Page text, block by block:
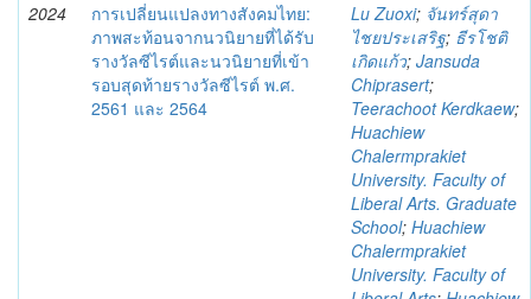
2024
การเปลี่ยนแปลงทางสังคมไทย:
ภาพสะท้อนจากนวนิยายที่ได้รับ
รางวัลซีไรต์และนวนิยายที่เข้า
รอบสุดท้ายรางวัลซีไรต์ พ.ศ.
2561 และ 2564
Lu Zuoxi; จันทร์สุดา
ไชยประเสริฐ; ธีรโชติ
เกิดแก้ว; Jansuda
Chiprasert;
Teerachoot Kerdkaew;
Huachiew
Chalermprakiet
University. Faculty of
Liberal Arts. Graduate
School; Huachiew
Chalermprakiet
University. Faculty of